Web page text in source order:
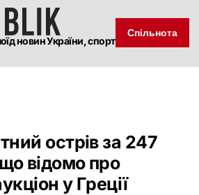
новин України, спорт
Спільнота
острів за 247
відомо про
у Греції